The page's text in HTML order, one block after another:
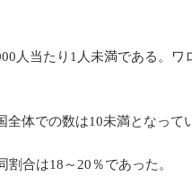
人当たり1人未満である。ワ
体での数は10未満となって
合は18～20％であった。